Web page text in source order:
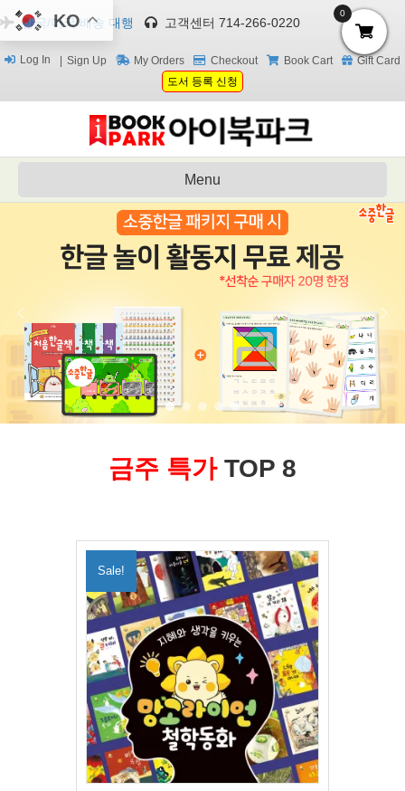
한국/미국 배송 대행 고객센터 714-266-0220
Log In Sign Up My Orders Checkout Book Cart
Gift Card
도서 등록 신청
Menu
금주 특가 TOP 8
Sale!
KO 0